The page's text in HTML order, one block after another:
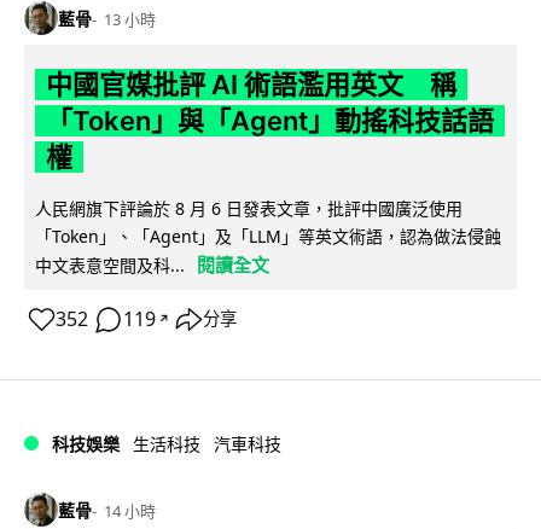
藍骨 13 小時
中國官媒批評 AI 術語濫用英文 稱
「Token」與「Agent」動搖科技話語
權
人民網旗下評論於 8 月 6 日發表文章，批評中國廣泛使用
「Token」、「Agent」及「LLM」等英文術語，認為做法侵蝕
中文表意空間及科...
閱讀全文
352 119 ↗ 分享
科技娛樂 生活科技 汽車科技
藍骨 14 小時